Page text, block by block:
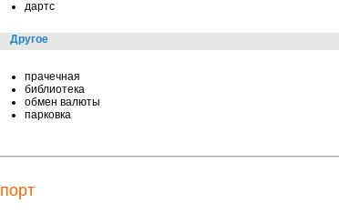
дартс
Другое
прачечная
библиотека
обмен валюты
парковка